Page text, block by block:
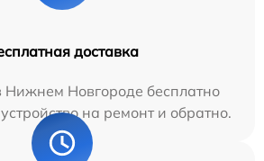
доставка
Новгороде бесплатно
на ремонт и обратно.